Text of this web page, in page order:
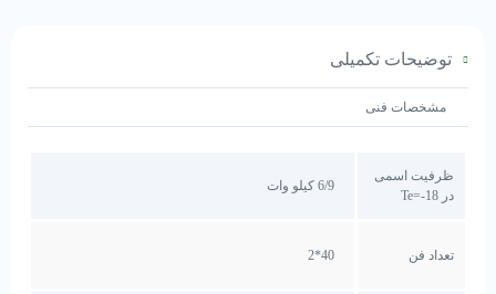
توضیحات تکمیلی
مشخصات فنی
ظرفیت اسمی
در Te=-18
6/9 کیلو وات
تعداد فن 40*2